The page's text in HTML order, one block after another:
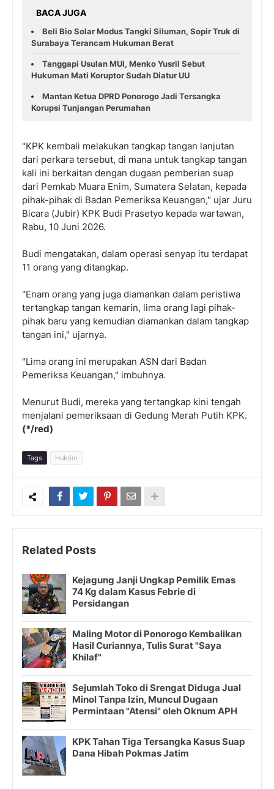
BACA JUGA
Beli Bio Solar Modus Tangki Siluman, Sopir Truk di
Surabaya Terancam Hukuman Berat
Tanggapi Usulan MUI, Menko Yusril Sebut
Hukuman Mati Koruptor Sudah Diatur UU
Mantan Ketua DPRD Ponorogo Jadi Tersangka
Korupsi Tunjangan Perumahan
"KPK kembali melakukan tangkap tangan lanjutan
dari perkara tersebut, di mana untuk tangkap tangan
kali ini berkaitan dengan dugaan pemberian suap
dari Pemkab Muara Enim, Sumatera Selatan, kepada
pihak-pihak di Badan Pemeriksa Keuangan," ujar Juru
Bicara (Jubir) KPK Budi Prasetyo kepada wartawan,
Rabu, 10 Juni 2026.
Budi mengatakan, dalam operasi senyap itu terdapat
11 orang yang ditangkap.
"Enam orang yang juga diamankan dalam peristiwa
tertangkap tangan kemarin, lima orang lagi pihak-
pihak baru yang kemudian diamankan dalam tangkap
tangan ini," ujarnya.
"Lima orang ini merupakan ASN dari Badan
Pemeriksa Keuangan," imbuhnya.
Menurut Budi, mereka yang tertangkap kini tengah
menjalani pemeriksaan di Gedung Merah Putih KPK.
(*/red)
Tags Hukrim
Related Posts
Kejagung Janji Ungkap Pemilik Emas
74 Kg dalam Kasus Febrie di
Persidangan
Maling Motor di Ponorogo Kembalikan
Hasil Curiannya, Tulis Surat "Saya
Khilaf"
Sejumlah Toko di Srengat Diduga Jual
Minol Tanpa Izin, Muncul Dugaan
Permintaan "Atensi" oleh Oknum APH
KPK Tahan Tiga Tersangka Kasus Suap
Dana Hibah Pokmas Jatim